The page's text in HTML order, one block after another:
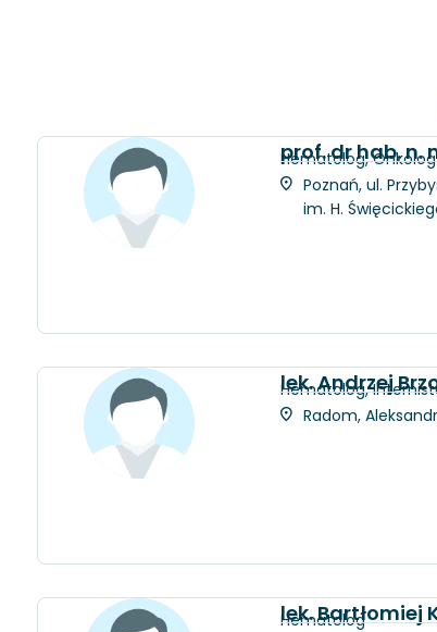
prof. dr hab. n.
Hematolog,
Poznań, ul.
im. H.
lek. Andrzej
Hematolog,
Radom,
lek. Bartłomiej
Hematolog